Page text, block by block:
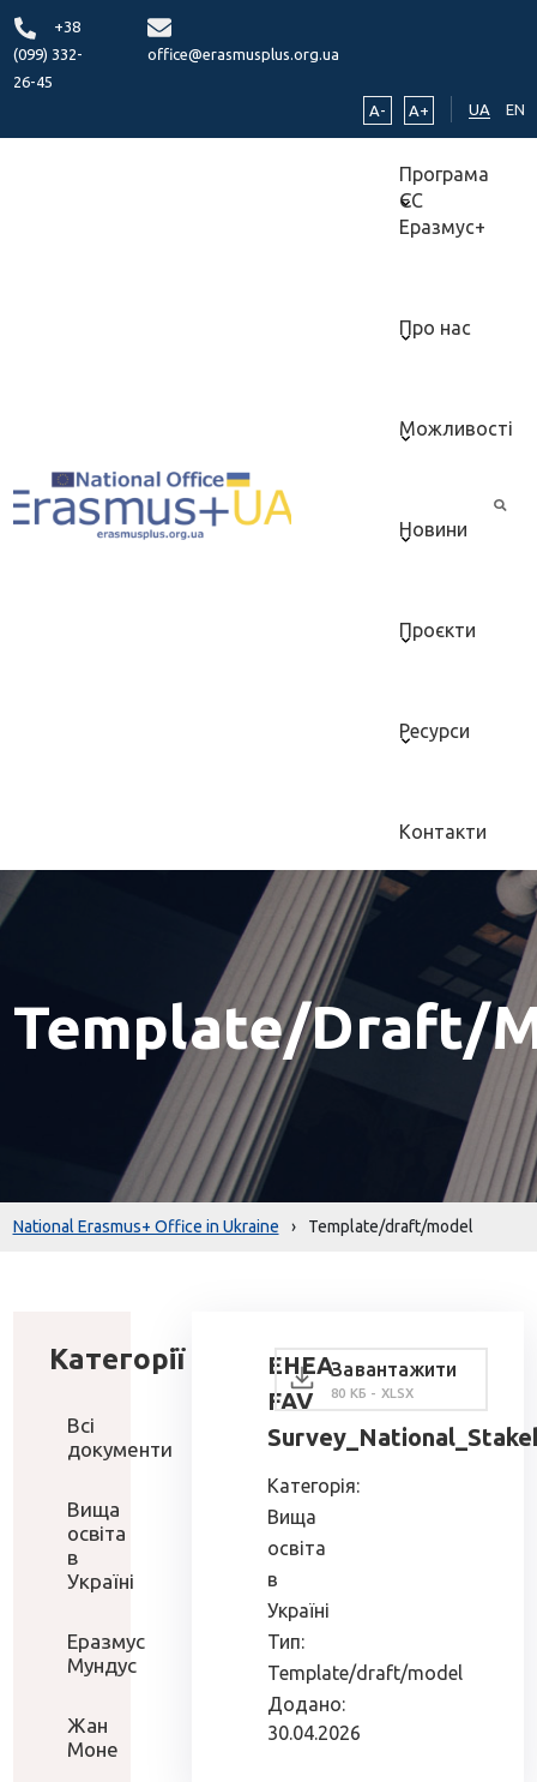
+38
(099) 332-
26-45
office@erasmusplus.org.ua
A- A+ UA EN
Програма
ЄС
Еразмус+
Про нас
Можливості
Новини
Проєкти
Ресурси
Контакти
Template/draft/
National Erasmus+ Office in Ukraine › Template/draft/model
Категорії
Всі
документи
Вища
освіта
в
Україні
Еразмус
Мундус
Жан
Моне
EHEA
FAV
Категорія:
Вища
освіта
в
Україні
Тип:
Template/draft/model
Додано:
30.04.2026
Завантажити
80 КБ - XLSX